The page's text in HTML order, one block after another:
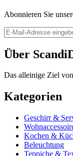
Abonnieren Sie
Über
Das alleinige Ziel
Kategorien
Geschirr &
Kochen &
Beleuchtung
Teppiche &